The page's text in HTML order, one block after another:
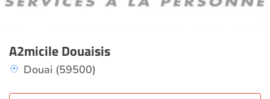
A2micile Douaisis
Douai (59500)